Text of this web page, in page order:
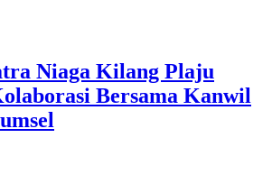
Niaga Kilang Plaju
Bersama Kanwil